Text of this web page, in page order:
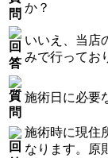
か？
いいえ、当店
みで行ってお
施術日に必要
施術時に現住
なります。原